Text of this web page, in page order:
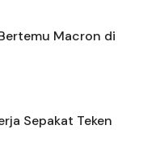
Macron di
Sepakat Teken